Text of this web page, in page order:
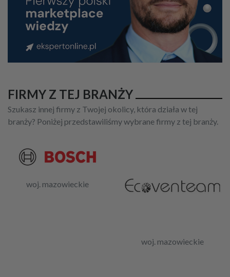
FIRMY Z TEJ BRANŻY
Szukasz innej firmy z Twojej okolicy, która działa w tej
branży? Poniżej przedstawiliśmy wybrane firmy z tej branży.
woj. mazowieckie
woj. mazowieckie